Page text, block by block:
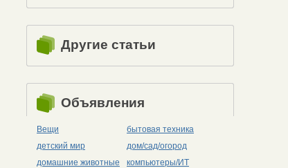
Другие статьи
Объявления
Вещи
бытовая техника
детский мир
дом/сад/огород
домашние животные
компьютеры/ИТ